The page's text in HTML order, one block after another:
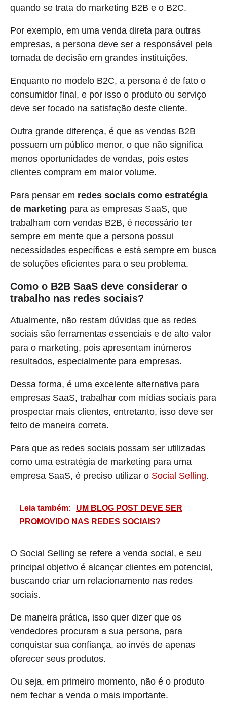
quando se trata do marketing B2B e o B2C.
Por exemplo, em uma venda direta para outras
empresas, a persona deve ser a responsável pela
tomada de decisão em grandes instituições.
Enquanto no modelo B2C, a persona é de fato o
consumidor final, e por isso o produto ou serviço
deve ser focado na satisfação deste cliente.
Outra grande diferença, é que as vendas B2B
possuem um público menor, o que não significa
menos oportunidades de vendas, pois estes
clientes compram em maior volume.
Para pensar em redes sociais como estratégia
de marketing para as empresas SaaS, que
trabalham com vendas B2B, é necessário ter
sempre em mente que a persona possui
necessidades específicas e está sempre em busca
de soluções eficientes para o seu problema.
Como o B2B SaaS deve considerar o
trabalho nas redes sociais?
Atualmente, não restam dúvidas que as redes
sociais são ferramentas essenciais e de alto valor
para o marketing, pois apresentam inúmeros
resultados, especialmente para empresas.
Dessa forma, é uma excelente alternativa para
empresas SaaS, trabalhar com mídias sociais para
prospectar mais clientes, entretanto, isso deve ser
feito de maneira correta.
Para que as redes sociais possam ser utilizadas
como uma estratégia de marketing para uma
empresa SaaS, é preciso utilizar o Social Selling.
Leia também:
UM BLOG POST DEVE SER
PROMOVIDO NAS REDES SOCIAIS?
O Social Selling se refere a venda social, e seu
principal objetivo é alcançar clientes em potencial,
buscando criar um relacionamento nas redes
sociais.
De maneira prática, isso quer dizer que os
vendedores procuram a sua persona, para
conquistar sua confiança, ao invés de apenas
oferecer seus produtos.
Ou seja, em primeiro momento, não é o produto
nem fechar a venda o mais importante.